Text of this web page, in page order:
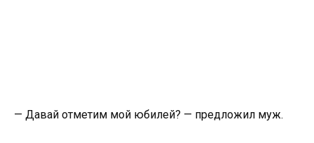
— Давай отметим мой юбилей? — предложил муж.